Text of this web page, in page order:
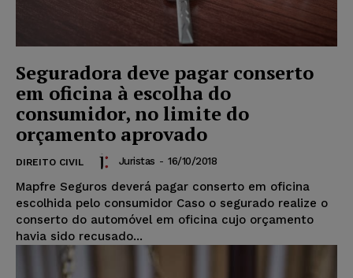
Seguradora deve pagar conserto
em oficina à escolha do
consumidor, no limite do
orçamento aprovado
DIREITO CIVIL Juristas - 16/10/2018
Mapfre Seguros deverá pagar conserto em oficina
escolhida pelo consumidor Caso o segurado realize o
conserto do automóvel em oficina cujo orçamento
havia sido recusado...